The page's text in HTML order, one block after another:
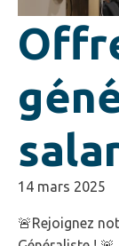
14 mars 2025
🚨Rejoignez